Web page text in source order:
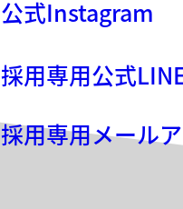
公式Instagram
採用専用公式
採用専用メール